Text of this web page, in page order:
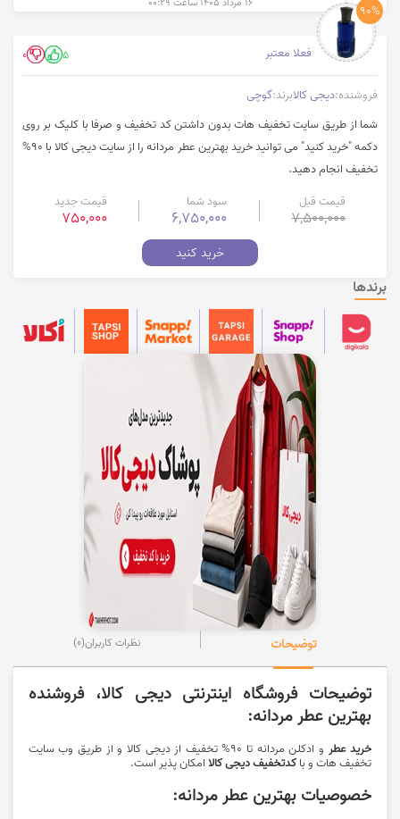
۱۶ مرداد ۱۴۰۵ ساعت ۰۰:۲۹
90%
فعلا معتبر 5
0
فروشنده:دیجی کالابرند:گوچی
شما از طریق سایت تخفیف هات بدون داشتن کد تخفیف و صرفا با کلیک بر روی
دکمه "خرید کنید" می توانید خرید بهترین عطر مردانه را از سایت دیجی کالا با 90%
تخفیف انجام دهید.
قیمت قبل
7,500,000
سود شما
6,750,000
قیمت جدید
750,000
خرید کنید
برندها
توضیحات نظرات کاربران(0)
توضیحات فروشگاه اینترنتی دیجی کالا، فروشنده
بهترین عطر مردانه:
خرید عطر
و ادکلن مردانه تا 90% تخفیف از دیجی کالا و از طریق وب سایت
تخفیف هات و با کدتخفیف دیجی کالا امکان پذیر است.
خصوصیات بهترین عطر مردانه: